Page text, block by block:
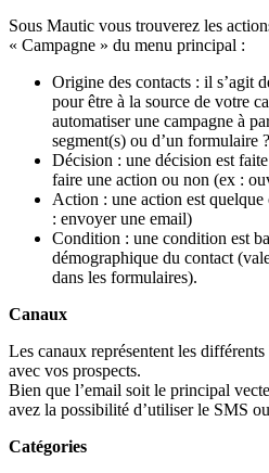
Sous Mautic vous trouverez les
« Campagne » du menu principal :
Origine des contacts : il s’agit
pour être à la source de votre
automatiser une campagne à
segment(s) ou d’un formulaire ?
Décision : une décision est
faire une action ou non (ex :
Action : une action est
: envoyer une email)
Condition : une condition est
démographique du contact
dans les formulaires).
Canaux
Les canaux représentent les
avec vos prospects.
Bien que l’email soit le principal
avez la possibilité d’utiliser le SMS
Catégories